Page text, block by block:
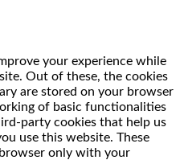
your experience while
Out of these, the cookies
are stored on your browser
of basic functionalities
party cookies that help us
use this website. These
only with your